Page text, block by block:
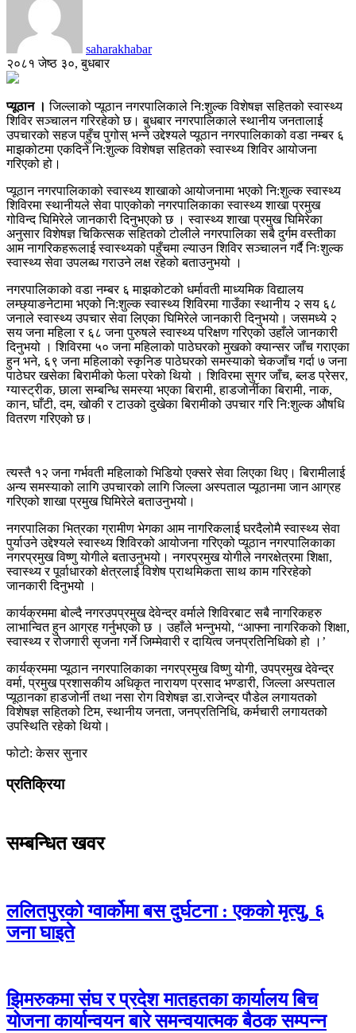
saharakhabar
२०८१ जेष्ठ ३०, बुधबार
प्यूठान । जिल्लाको प्यूठान नगरपालिकाले नि:शुल्क विशेषज्ञ सहितको स्वास्थ्य
शिविर सञ्चालन गरिरहेको छ। बुधबार नगरपालिकाले स्थानीय जनतालाई
उपचारको सहज पहुँच पुगोस् भन्ने उद्देश्यले प्यूठान नगरपालिकाको वडा नम्बर ६
माझकोटमा एकदिने नि:शुल्क विशेषज्ञ सहितको स्वास्थ्य शिविर आयोजना
गरिएको हो।
प्यूठान नगरपालिकाको स्वास्थ्य शाखाको आयोजनामा भएको नि:शुल्क स्वास्थ्य
शिविरमा स्थानीयले सेवा पाएकोको नगरपालिकाका स्वास्थ्य शाखा प्रमुख
गोविन्द घिमिरेले जानकारी दिनुभएको छ । स्वास्थ्य शाखा प्रमुख घिमिरेका
अनुसार विशेषज्ञ चिकित्सक सहितको टोलीले नगरपालिका सबै दुर्गम वस्तीका
आम नागरिकहरूलाई स्वास्थ्यको पहुँचमा ल्याउन शिविर सञ्चालन गर्दै निःशुल्क
स्वास्थ्य सेवा उपलब्ध गराउने लक्ष रहेको बताउनुभयो ।
नगरपालिकाको वडा नम्बर ६ माझकोटको धर्मावती माध्यमिक विद्यालय
लम्छ्याङनेटामा भएको नि:शुल्क स्वास्थ्य शिविरमा गाउँका स्थानीय २ सय ६८
जनाले स्वास्थ्य उपचार सेवा लिएका घिमिरेले जानकारी दिनुभयो। जसमध्ये २
सय जना महिला र ६८ जना पुरुषले स्वास्थ्य परिक्षण गरिएको उहाँले जानकारी
दिनुभयो । शिविरमा ५० जना महिलाको पाठेघरको मुखको क्यान्सर जाँच गराएका
हुन भने, ६९ जना महिलाको स्कृनिङ पाठेघरको समस्याको चेकजाँच गर्दा ७ जना
पाठेघर खसेका बिरामीको फेला परेको थियो । शिविरमा सुगर जाँच, ब्लड प्रेसर,
ग्यास्ट्रीक, छाला सम्बन्धि समस्या भएका बिरामी, हाडजोर्नीका बिरामी, नाक,
कान, घाँटी, दम, खोकी र टाउको दुखेका बिरामीको उपचार गरि नि:शुल्क औषधि
वितरण गरिएको छ।
त्यस्तै १२ जना गर्भवती महिलाको भिडियो एक्सरे सेवा लिएका थिए। बिरामीलाई
अन्य समस्याको लागि उपचारको लागि जिल्ला अस्पताल प्यूठानमा जान आग्रह
गरिएको शाखा प्रमुख घिमिरेले बताउनुभयो।
नगरपालिका भित्रका ग्रामीण भेगका आम नागरिकलाई घरदैलोमै स्वास्थ्य सेवा
पुर्याउने उद्देश्यले स्वास्थ्य शिविरको आयोजना गरिएको प्यूठान नगरपालिकाका
नगरप्रमुख विष्णु योगीले बताउनुभयो। नगरप्रमुख योगीले नगरक्षेत्रमा शिक्षा,
स्वास्थ्य र पूर्वाधारको क्षेत्रलाई विशेष प्राथमिकता साथ काम गरिरहेको
जानकारी दिनुभयो ।
कार्यक्रममा बोल्दै नगरउपप्रमुख देवेन्द्र वर्माले शिविरबाट सबै नागरिकहरु
लाभान्वित हुन आग्रह गर्नुभएको छ । उहाँले भन्नुभयो, “आफ्ना नागरिकको शिक्षा,
स्वास्थ्य र रोजगारी सृजना गर्ने जिम्मेवारी र दायित्व जनप्रतिनिधिको हो ।’
कार्यक्रममा प्यूठान नगरपालिकाका नगरप्रमुख विष्णु योगी, उपप्रमुख देवेन्द्र
वर्मा, प्रमुख प्रशासकीय अधिकृत नारायण प्रसाद भण्डारी, जिल्ला अस्पताल
प्यूठानका हाडजोर्नी तथा नसा रोग विशेषज्ञ डा.राजेन्द्र पौडेल लगायतको
विशेषज्ञ सहितको टिम, स्थानीय जनता, जनप्रतिनिधि, कर्मचारी लगायतको
उपस्थिति रहेको थियो।
फोटो: केसर सुनार
प्रतिक्रिया
सम्बन्धित खवर
ललितपुरको ग्वार्कोमा बस दुर्घटना : एकको मृत्यु, ६
जना घाइते
झिमरुकमा संघ र प्रदेश मातहतका कार्यालय बिच
योजना कार्यान्वयन बारे समन्वयात्मक बैठक सम्पन्न